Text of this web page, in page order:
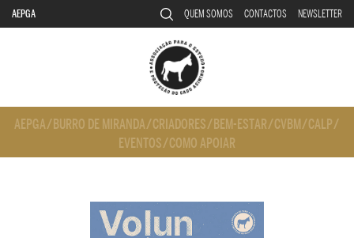
AEPGA QUEM SOMOS CONTACTOS NEWSLETTER
AEPGA/ BURRO DE MIRANDA/CRIADORES/ BEM-ESTAR/CVBM/CALP/
EVENTOS/COMO APOIAR